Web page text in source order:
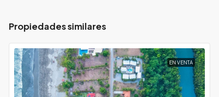
Propiedades similares
EN VENTA